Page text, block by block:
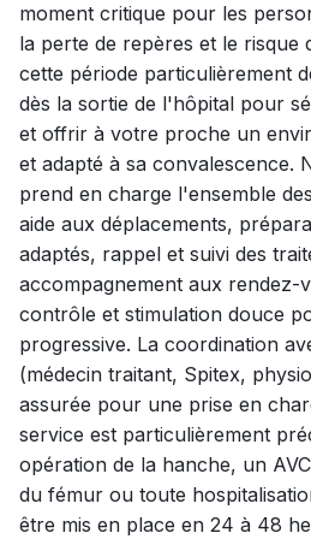
moment critique pour les
la perte de repères et le risque
cette période particulièrement
dès la sortie de l'hôpital pour
et offrir à votre proche un
et adapté à sa convalescence.
prend en charge l'ensemble
aide aux déplacements,
adaptés, rappel et suivi des
accompagnement aux rendez-
contrôle et stimulation douce
progressive. La coordination
(médecin traitant, Spitex,
assurée pour une prise en
service est particulièrement
opération de la hanche, un
du fémur ou toute
être mis en place en 24 à 48